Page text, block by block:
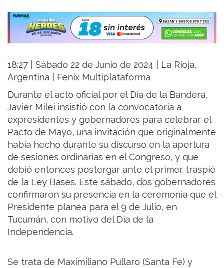
18:27 | Sábado 22 de Junio de 2024 | La Rioja,
Argentina | Fenix Multiplataforma
Durante el acto oficial por el Día de la Bandera,
Javier Milei insistió con la convocatoria a
expresidentes y gobernadores para celebrar el
Pacto de Mayo, una invitación que originalmente
había hecho durante su discurso en la apertura
de sesiones ordinarias en el Congreso, y que
debió entonces postergar ante el primer traspié
de la Ley Bases. Este sábado, dos gobernadores
confirmaron su presencia en la ceremonia que el
Presidente planea para el 9 de Julio, en
Tucumán, con motivo del Día de la
Independencia.
Se trata de Maximiliano Pullaro (Santa Fe) y